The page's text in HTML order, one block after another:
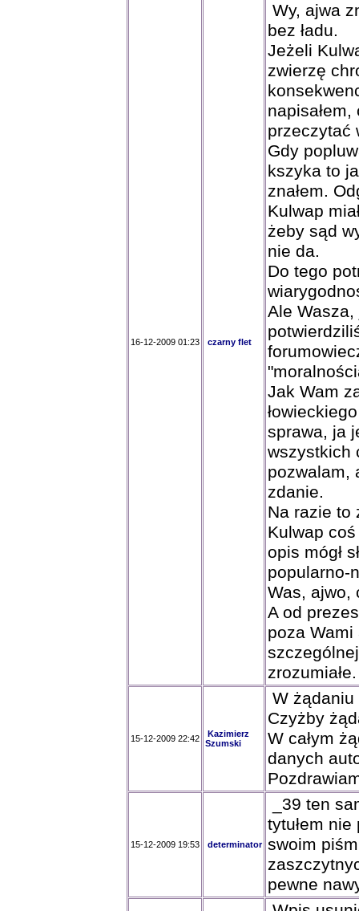
16-12-2009 01:23 czarny flet
Wy, ajwa
bez ładu.
Jeżeli
zwierzę
przeczytać
Gdy
kszyka to
znałem.
Kulwap
żeby sąd
nie da.
Do tego
Ale
Jak Wam
sprawa, ja
wszystkich
pozwalam,
zdanie.
Na razie to
Kulwap
opis mógł
popularno-
Was, ajwo,
A od
poza Wami
zrozumiałe.
15-12-2009 22:42
Kazimierz
Szumski
W
Czyżby
W całym
danych
15-12-2009 19:53 determinator
_39 ten
tytułem
swoim
pewne